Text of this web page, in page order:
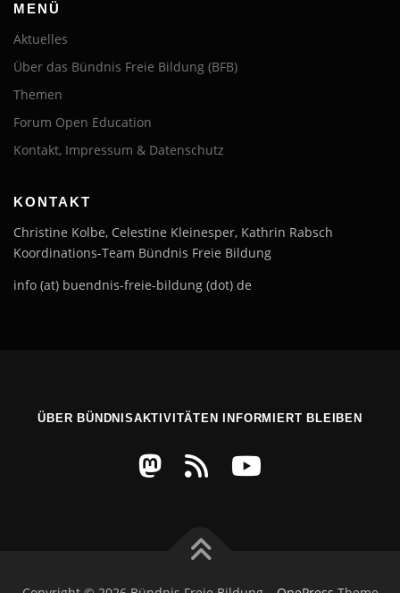
MENÜ
Aktuelles
Über das Bündnis Freie Bildung (BFB)
Themen
Forum Open Education
Kontakt, Impressum & Datenschutz
KONTAKT
Christine Kolbe, Celestine Kleinesper, Kathrin Rabsch
Koordinations-Team Bündnis Freie Bildung
info (at) buendnis-freie-bildung (dot) de
ÜBER BÜNDNISAKTIVITÄTEN INFORMIERT BLEIBEN